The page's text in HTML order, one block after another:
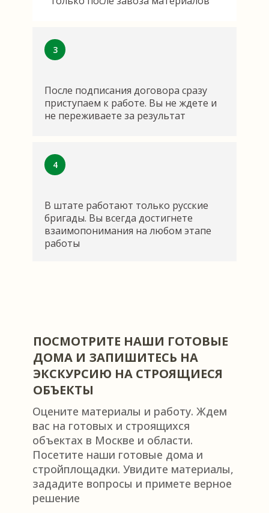
Заказать консультацию
После подписания договора сразу
приступаем к работе. Вы не ждете и
не переживаете за результат
В штате работают только русские
бригады. Вы всегда достигнете
взаимопонимания на любом этапе
работы
4
3
ПОСМОТРИТЕ НАШИ ГОТОВЫЕ
ДОМА И ЗАПИШИТЕСЬ НА
ЭКСКУРСИЮ НА СТРОЯЩИЕСЯ
ОБЪЕКТЫ
Оцените материалы и работу. Ждем
вас на готовых и строящихся
объектах в Москве и области.
Посетите наши готовые дома и
стройплощадки. Увидите материалы,
зададите вопросы и примете верное
решение